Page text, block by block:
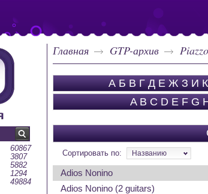
Главная GTP-архив
А Б В Г Д Е Ж З И К
A B C D E F G
Сортировать по: Названию
Adios Nonino
Adios Nonino (2 guitars)
60867
3807
5882
1294
49884